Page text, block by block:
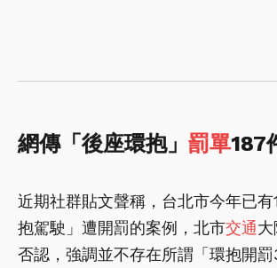
網傳「後座環抱」 罰單187
近期社群貼文聲稱，台北市今年已
抱駕駛」遭開罰的案例，北市交通
否認，強調並不存在所謂「環抱開罰